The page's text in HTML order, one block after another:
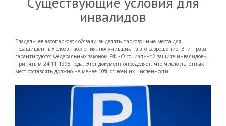
инвалидов
Владельцев автопарковок обязали выделять парковочные места для
незащищенных слоев населения, получивших на это разрешение. Эти права
гарантируются Федеральных законом РФ «О социальной защите инвалидов»,
принятым 24.11.1995 года. Этот документ определяет, что число льготных
мест составлять должно не менее 10% от всей их численности.